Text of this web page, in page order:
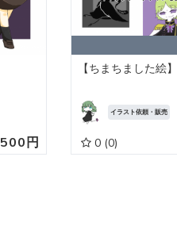
500円
【ちまちました絵】
イラスト依頼・販売
0 (0)